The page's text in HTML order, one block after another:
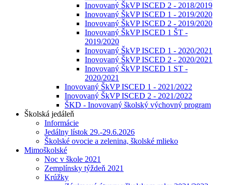
Inovovaný ŠkVP ISCED 2 - 2018/2019
Inovovaný ŠkVP ISCED 1 - 2019/2020
Inovovaný ŠkVP ISCED 2 - 2019/2020
Inovovaný ŠkVP ISCED 1 ŠT -
2019/2020
Inovovaný ŠkVP ISCED 1 - 2020/2021
Inovovaný ŠkVP ISCED 2 - 2020/2021
Inovovaný ŠkVP ISCED 1 ST -
2020/2021
Inovovaný ŠkVP ISCED 1 - 2021/2022
Inovovaný ŠkVP ISCED 2 - 2021/2022
ŠKD - Inovovaný školský výchovný program
Školská jedáleň
Informácie
Jedálny lístok 29.-29.6.2026
Školské ovocie a zelenina, školské mlieko
Mimoškolské
Noc v škole 2021
Zemplínsky týždeň 2021
Krúžky